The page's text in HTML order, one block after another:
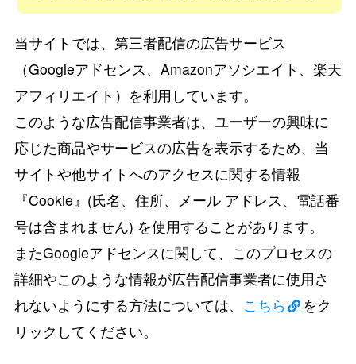
当サイトでは、第三者配信の広告サービス
（Googleアドセンス、Amazonアソシエイト、楽天
アフィリエイト）を利用しています。
このような広告配信事業者は、ユーザーの興味に
応じた商品やサービスの広告を表示するため、当
サイトや他サイトへのアクセスに関する情報
『Cookie』(氏名、住所、メール アドレス、電話番
号は含まれません) を使用することがあります。
またGoogleアドセンスに関して、このプロセスの
詳細やこのような情報が広告配信事業者に使用さ
れないようにする方法については、 こちら
をク
リックしてください。